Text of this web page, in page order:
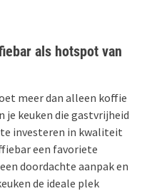
als hotspot van
meer dan alleen koffie
je keuken die gastvrijheid
investeren in kwaliteit
een favoriete
doordachte aanpak en
de ideale plek